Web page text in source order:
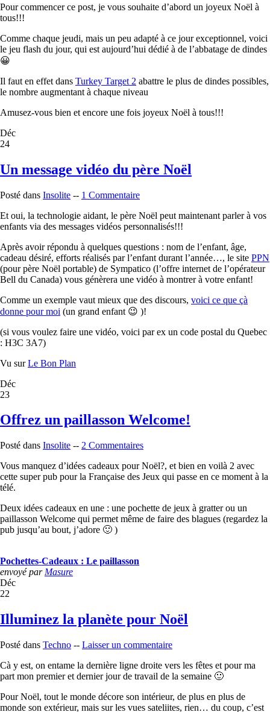
Pour commencer ce post, je vous souhaite d’abord un joyeux Noël à
tous!!!
Comme chaque jeudi, mais un peu adapté à ce jour exceptionnel, voici
le jeu flash du jour, qui est aujourd’hui dédié à de l’abbatage de dindes
😀
Il faut en effet dans Turkey Target 2 abattre le plus de dindes possibles,
le nombre augmentant à chaque niveau
Amusez-vous bien et encore une fois joyeux Noël à tous!!!
Déc
24
Un message vidéo du père Noël
Posté dans Insolite -- 1 Commentaire
Et oui, la technologie aidant, le père Noël peut maintenant parler à vos
enfants via des messages vidéos personnalisés!!!
Après avoir répondu à quelques questions : nom de l’enfant, âge,
cadeau désiré, efforts réalisés par l’enfant durant l’année…, le site PPN
(pour père Noël portable) de Sympatico (l’offre internet de l’opérateur
Bell du Canada) vous génèrera une vidéo à montrer à votre enfant!
Comme un exemple vaut mieux que des discours, voici ce que çà
donne pour moi (un grand enfant 😉 )!
(si vous voulez faire une vidéo, voici par ex un code postal du Quebec
: H3C 3A7)
Vu surLe Bon Plan
Déc
23
Offrez un paillasson Welcome!
Posté dans Insolite -- 2 Commentaires
Vous manquez d’idées cadeaux pour Noël?, et bien en voilà 2 avec
cette super pub pour la Française des Jeux qui passe en ce moment à la
télé.
Deux idées cadeaux en une : une pochette de jeux à gratter ou un
paillasson Welcome qui permet même de faire des blagues (regardez la
pub jusqu’au bout, j’adore 🙂 )
Pochettes-Cadeaux : Le paillasson
envoyé par Masure
Déc
22
Illuminez la planète pour Noël
Posté dans Techno -- Laisser un commentaire
Cà y est, on entame la dernière ligne droite vers les fêtes et pour ma
part mon premier et dernier jour de travail de la semaine 🙂
Pour Noël, tout le monde décore son intérieur, de plus en plus de
monde son extérieur, mais sur les vues sateliites, rien… du coup, c’est